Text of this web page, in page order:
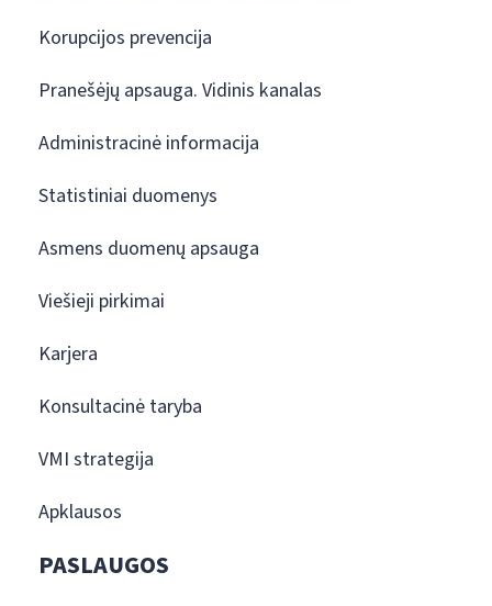
Korupcijos prevencija
Pranešėjų apsauga. Vidinis kanalas
Administracinė informacija
Statistiniai duomenys
Asmens duomenų apsauga
Viešieji pirkimai
Karjera
Konsultacinė taryba
VMI strategija
Apklausos
PASLAUGOS